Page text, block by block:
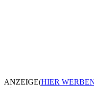
ANZEIGE(HIER